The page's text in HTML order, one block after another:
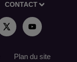
CONTACT
Plan du site